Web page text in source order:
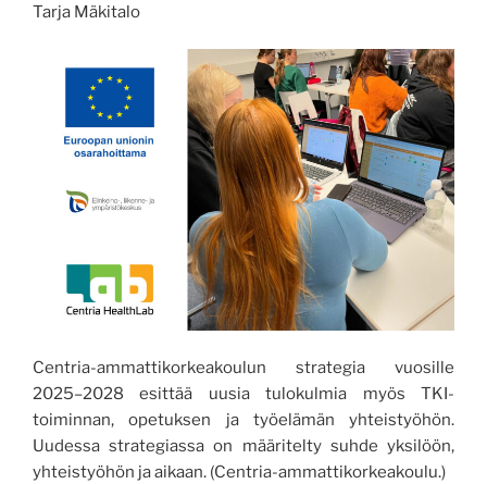
Tarja Mäkitalo
Centria-ammattikorkeakoulun strategia vuosille
2025–2028 esittää uusia tulokulmia myös TKI-
toiminnan, opetuksen ja työelämän yhteistyöhön.
Uudessa strategiassa on määritelty suhde yksilöön,
yhteistyöhön ja aikaan. (Centria-ammattikorkeakoulu.)